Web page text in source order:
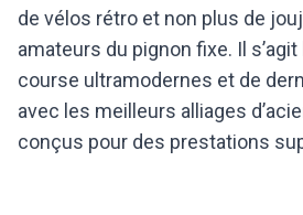
de vélos rétro et non plus de
amateurs du pignon fixe. Il
course ultramodernes et de
avec les meilleurs alliages
conçus pour des prestations